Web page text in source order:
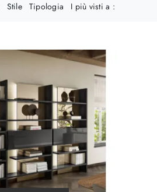
Stile Tipologia I più visti a :